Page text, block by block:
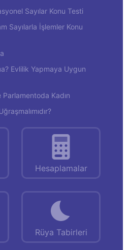
Sayılar Konu Testi
Sayılarla İşlemler Konu
Evlilik Yapmaya Uygun
Kadın
Hesaplamalar
Rüya Tabirleri